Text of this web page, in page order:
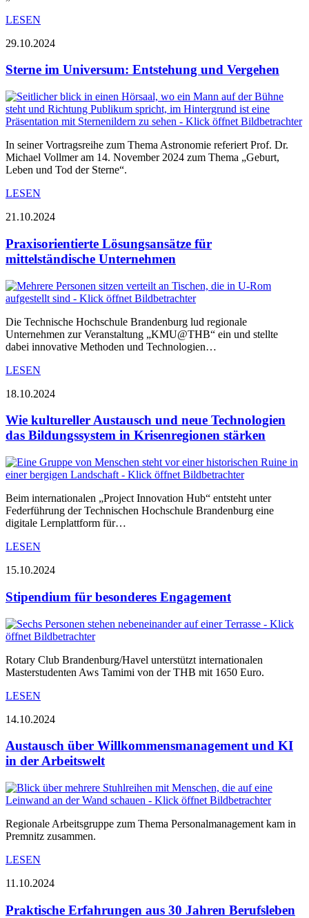
LESEN
29.10.2024
Sterne im Universum: Entstehung und Vergehen
In seiner Vortragsreihe zum Thema Astronomie referiert Prof. Dr.
Michael Vollmer am 14. November 2024 zum Thema „Geburt,
Leben und Tod der Sterne“.
LESEN
21.10.2024
Praxisorientierte Lösungsansätze für
mittelständische Unternehmen
Die Technische Hochschule Brandenburg lud regionale
Unternehmen zur Veranstaltung „KMU@THB“ ein und stellte
dabei innovative Methoden und Technologien…
LESEN
18.10.2024
Wie kultureller Austausch und neue Technologien
das Bildungssystem in Krisenregionen stärken
Beim internationalen „Project Innovation Hub“ entsteht unter
Federführung der Technischen Hochschule Brandenburg eine
digitale Lernplattform für…
LESEN
15.10.2024
Stipendium für besonderes Engagement
Rotary Club Brandenburg/Havel unterstützt internationalen
Masterstudenten Aws Tamimi von der THB mit 1650 Euro.
LESEN
14.10.2024
Austausch über Willkommensmanagement und KI
in der Arbeitswelt
Regionale Arbeitsgruppe zum Thema Personalmanagement kam in
Premnitz zusammen.
LESEN
11.10.2024
Praktische Erfahrungen aus 30 Jahren Berufsleben